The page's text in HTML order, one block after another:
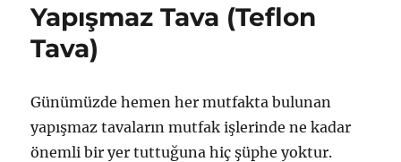
Yapışmaz Tava (Teflon
Tava)
Günümüzde hemen her mutfakta bulunan
yapışmaz tavaların mutfak işlerinde ne kadar
önemli bir yer tuttuğuna hiç şüphe yoktur.